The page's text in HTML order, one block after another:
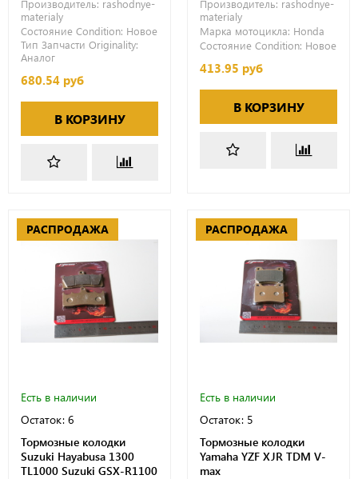
Производитель: rashodnye-
materialy
Состояние Condition: Новое
Тип Запчасти Originality:
Аналог
680.54 руб
В КОРЗИНУ
Производитель: rashodnye-
materialy
Марка мотоцикла: Honda
Состояние Condition: Новое
413.95 руб
В КОРЗИНУ
РАСПРОДАЖА
Есть в наличии
Остаток: 6
Тормозные колодки
Suzuki Hayabusa 1300
TL1000 Suzuki GSX-R1100
РАСПРОДАЖА
Есть в наличии
Остаток: 5
Тормозные колодки
Yamaha YZF XJR TDM V-
max